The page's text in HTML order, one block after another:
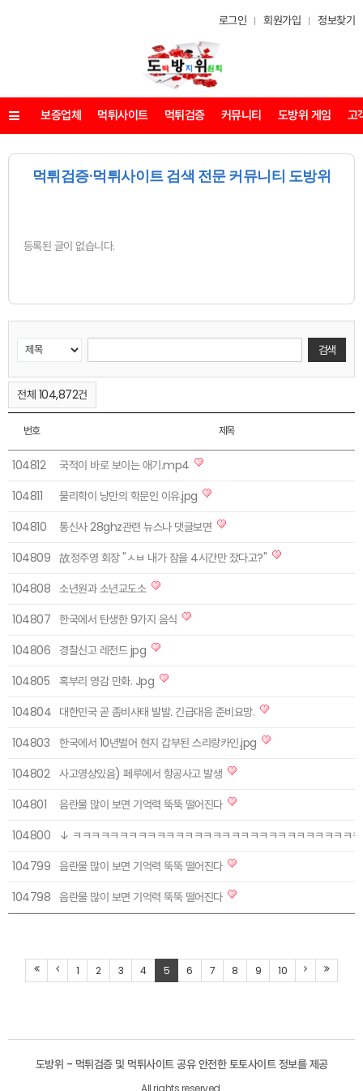
로그인 회원가입 정보찾기
메뉴 보증업체 먹튀사이트 먹튀검증 커뮤니티 도방위 게임 고
먹튀검증·먹튀사이트 검색 전문 커뮤니티 도방위
등록된 글이 없습니다.
전체 104,872건
번호 제목
104812
국적이 바로 보이는 애기.mp4
104811
물리학이 낭만의 학문인 이유.jpg
104810
통신사 28ghz관련 뉴스나 댓글보면
104809 故정주영 회장 "ㅅㅂ 내가 잠을 4시간만 잤다고?"
104808 소년원과 소년교도소
104807 한국에서 탄생한 9가지 음식
104806 경찰신고 레전드 jpg
104805 혹부리 영감 만화. Jpg
104804 대한민국 곧 좀비사태 발발. 긴급대응 준비요망.
104803 한국에서 10년벌어 현지 갑부된 스리랑카인.jpg
104802 사고영상있음) 페루에서 항공사고 발생
104801
음란물 많이 보면 기억력 뚝뚝 떨어진다
104800
↓ ㅋㅋㅋㅋㅋㅋㅋㅋㅋㅋㅋㅋㅋㅋㅋㅋㅋㅋㅋㅋㅋㅋㅋㅋㅋㅋㅋㅋㅋㅋ
104799 음란물 많이 보면 기억력 뚝뚝 떨어진다
104798 음란물 많이 보면 기억력 뚝뚝 떨어진다
1 2 3 4 5 6 7 8 9 10
도방위 - 먹튀검증 및 먹튀사이트 공유 안전한 토토사이트 정보를 제공
All rights reserved.